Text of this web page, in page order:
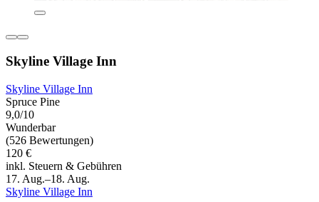
Skyline Village Inn
Skyline Village Inn
Spruce Pine
9,0/10
Wunderbar
(526 Bewertungen)
120 €
inkl. Steuern & Gebühren
17. Aug.–18. Aug.
Skyline Village Inn